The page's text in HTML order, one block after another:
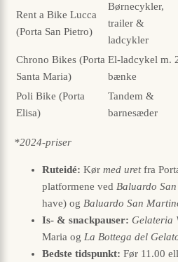
Rent a Bike Lucca
(Porta San Pietro)
Børnecykler,
trailer &
ladcykler
Chrono Bikes (Porta
Santa Maria)
El-ladcykel m.
bænke
Poli Bike (Porta
Elisa)
Tandem &
barnesæder
*2024-priser
Ruteidé: Kør med uretfra
platformene ved Baluardo
have) og Baluardo San
Is- & snackpauser: Gelateria
Maria og La Bottega del
Bedste tidspunkt: Før 11.00